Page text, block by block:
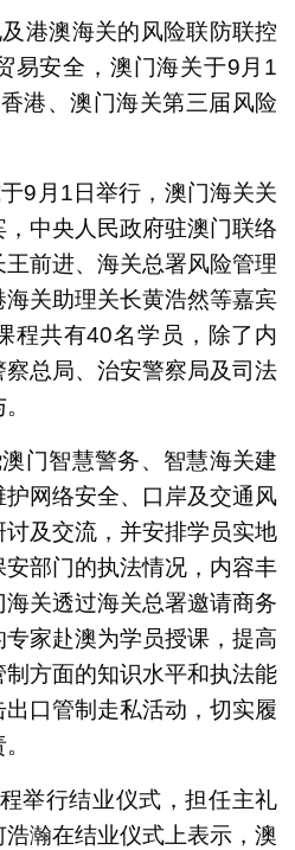
三届风险管理专题培训”课程授
情况
港澳海关的风险联防联控
易安全，澳门海关于9月1
港、澳门海关第三届风险
9月1日举行，澳门海关关
中央人民政府驻澳门联络
前进、海关总署风险管理
关助理关长黄浩然等嘉宾
程共有40名学员，除了内
总局、治安警察局及司法
门智慧警务、智慧海关建
网络安全、口岸及交通风
及交流，并安排学员实地
部门的执法情况，内容丰
关透过海关总署邀请商务
家赴澳为学员授课，提高
方面的知识水平和执法能
口管制走私活动，切实履
举行结业仪式，担任主礼
瀚在结业仪式上表示，澳